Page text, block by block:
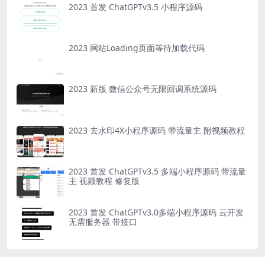
2023 首发 ChatGPTv3.5 小程序源码
2023 网站Loading页面等待加载代码
2023 新版 微信公众号无限回调系统源码
2023 去水印4X小程序源码 带流量主 附视频教程
2023 首发 ChatGPTv3.5 多端小程序源码 带流量
主 视频教程 修复版
2023 首发 ChatGPTv3.0多端小程序源码 云开发
无需服务器 带接口